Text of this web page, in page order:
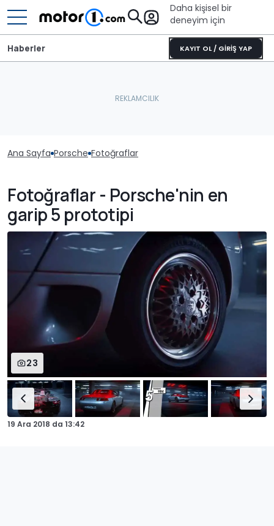
Daha kişisel bir
deneyim için
KAYIT OL / GİRİŞ YAP
Haberler
Ana Sayfa Porsche Fotoğraflar
Fotoğraflar - Porsche'nin en
garip 5 prototipi
23
19 Ara 2018 da 13:42